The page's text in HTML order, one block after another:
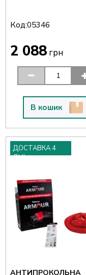
Код:05346
2 088грн
В кошик
ДОСТАВКА 4
ДНІ
АНТИПРОКОЛЬНА